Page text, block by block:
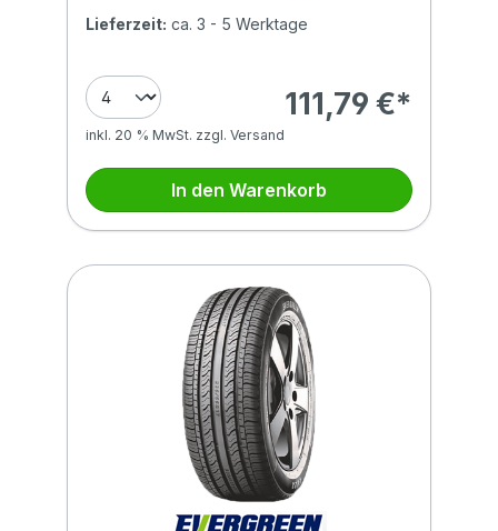
Lieferzeit: ca. 3 - 5 Werktage
111,79 €*
inkl. 20 % MwSt. zzgl. Versand
In den Warenkorb